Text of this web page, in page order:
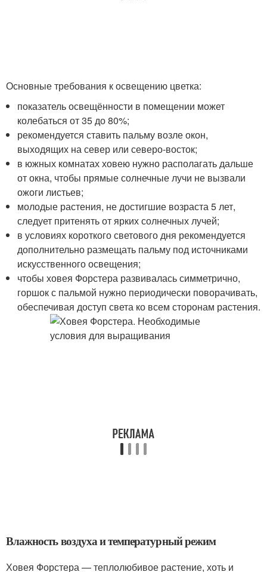
Основные требования к освещению цветка:
показатель освещённости в помещении может
колебаться от 35 до 80%;
рекомендуется ставить пальму возле окон,
выходящих на север или северо-восток;
в южных комнатах ховею нужно располагать дальше
от окна, чтобы прямые солнечные лучи не вызвали
ожоги листьев;
молодые растения, не достигшие возраста 5 лет,
следует притенять от ярких солнечных лучей;
в условиях короткого светового дня рекомендуется
дополнительно размещать пальму под источниками
искусственного освещения;
чтобы ховея Форстера развивалась симметрично,
горшок с пальмой нужно периодически поворачивать,
обеспечивая доступ света ко всем сторонам растения.
Влажность воздуха и температурный режим
Ховея Форстера — теплолюбивое растение, хоть и